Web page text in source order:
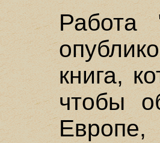
Работа
книга,
чтобы